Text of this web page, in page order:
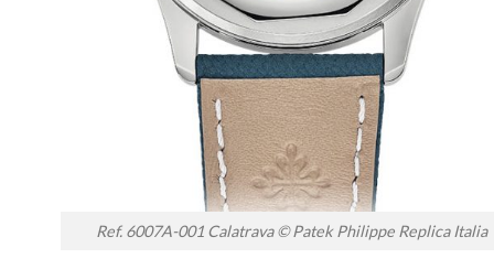
Ref. 6007A-001 Calatrava © Patek Philippe Replica Italia